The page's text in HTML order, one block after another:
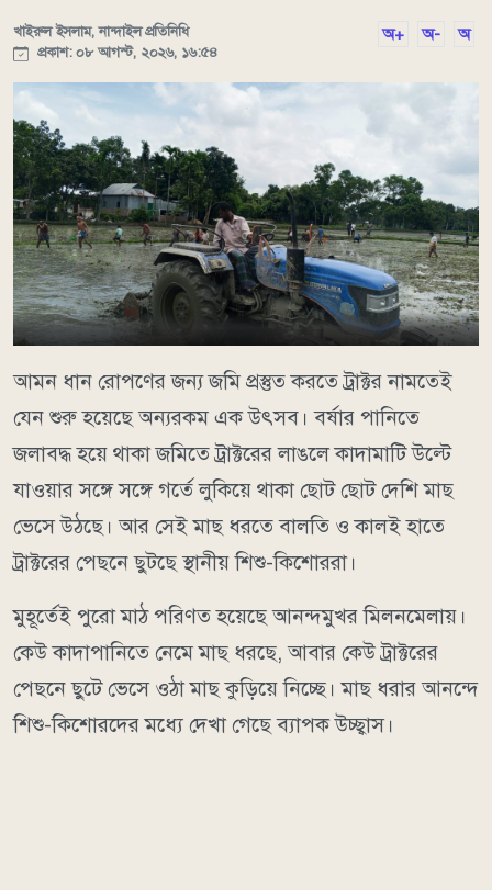
খাইরুল ইসলাম, নান্দাইল প্রতিনিধি
প্রকাশ: ০৮ আগস্ট, ২০২৬, ১৬:৫৪
অ+ অ- অ
আমন ধান রোপণের জন্য জমি প্রস্তুত করতে ট্রাক্টর নামতেই
যেন শুরু হয়েছে অন্যরকম এক উৎসব। বর্ষার পানিতে
জলাবদ্ধ হয়ে থাকা জমিতে ট্রাক্টরের লাঙলে কাদামাটি উল্টে
যাওয়ার সঙ্গে সঙ্গে গর্তে লুকিয়ে থাকা ছোট ছোট দেশি মাছ
ভেসে উঠছে। আর সেই মাছ ধরতে বালতি ও কালই হাতে
ট্রাক্টরের পেছনে ছুটছে স্থানীয় শিশু-কিশোররা।
মুহূর্তেই পুরো মাঠ পরিণত হয়েছে আনন্দমুখর মিলনমেলায়।
কেউ কাদাপানিতে নেমে মাছ ধরছে, আবার কেউ ট্রাক্টরের
পেছনে ছুটে ভেসে ওঠা মাছ কুড়িয়ে নিচ্ছে। মাছ ধরার আনন্দে
শিশু-কিশোরদের মধ্যে দেখা গেছে ব্যাপক উচ্ছ্বাস।